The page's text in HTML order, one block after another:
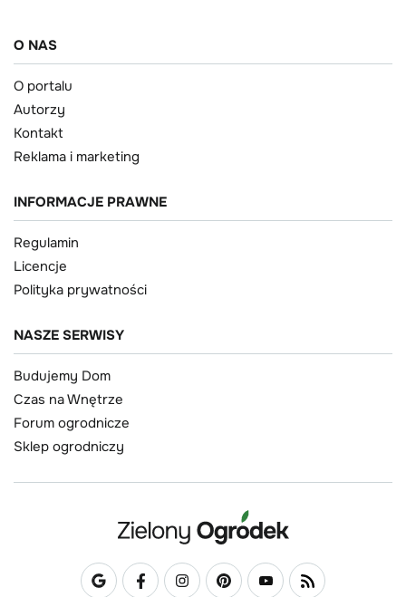
O NAS
O portalu
Autorzy
Kontakt
Reklama i marketing
INFORMACJE PRAWNE
Regulamin
Licencje
Polityka prywatności
NASZE SERWISY
Budujemy Dom
Czas na Wnętrze
Forum ogrodnicze
Sklep ogrodniczy